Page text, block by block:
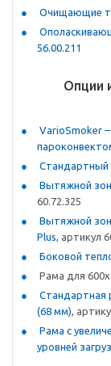
Очищающие
56.00.211
Опции
VarioSmoker
Стандартный
Вытяжной
60.72.325
Вытяжной
Plus , артикул
Боковой
Рама для
Стандартная
(68 мм) ,
Рама с
уровней